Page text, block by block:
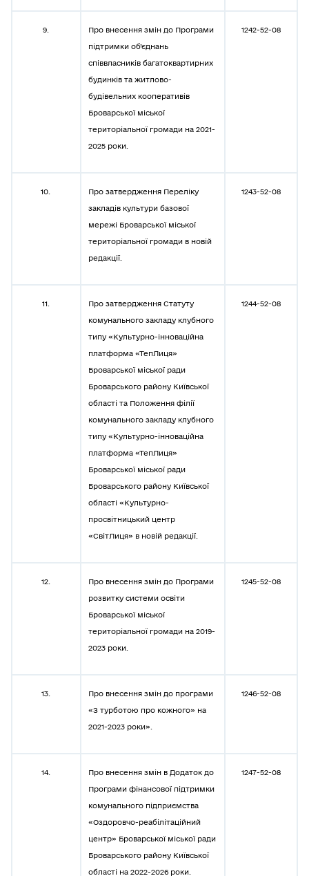
9.
Про внесення змін до Програми
підтримки об’єднань
співвласників багатоквартирних
будинків та житлово-
будівельних кооперативів
Броварської міської
територіальної громади на 2021-
2025 роки.
1242-52-08
10.
Про затвердження Переліку
закладів культури базової
мережі Броварської міської
територіальної громади в новій
редакції.
1243-52-08
11.
Про затвердження Статуту
комунального закладу клубного
типу «Культурно-інноваційна
платформа «ТепЛиця»
Броварської міської ради
Броварського району Київської
області та Положення філії
комунального закладу клубного
типу «Культурно-інноваційна
платформа «ТепЛиця»
Броварської міської ради
Броварського району Київської
області «Культурно-
просвітницький центр
«СвітЛиця» в новій редакції.
1244-52-08
12.
Про внесення змін до Програми
розвитку системи освіти
Броварської міської
територіальної громади на 2019-
2023 роки.
1245-52-08
13.
Про внесення змін до програми
«З турботою про кожного» на
2021-2023 роки».
1246-52-08
14.
Про внесення змін в Додаток до
Програми фінансової підтримки
комунального підприємства
«Оздоровчо-реабілітаційний
центр» Броварської міської ради
Броварського району Київської
області на 2022-2026 роки.
1247-52-08